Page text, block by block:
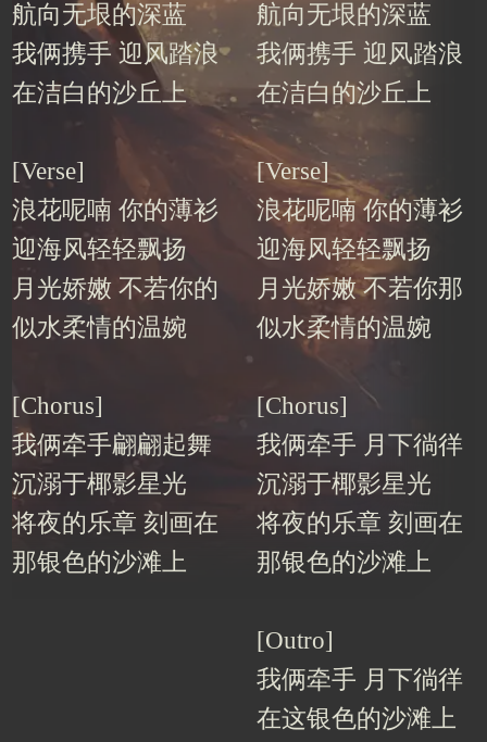
航向无垠的深蓝
我俩携手 迎风踏浪
在洁白的沙丘上
[Verse]
浪花呢喃 你的薄衫
迎海风轻轻飘扬
月光娇嫩 不若你的
似水柔情的温婉
[Chorus]
我俩牵手翩翩起舞
沉溺于椰影星光
将夜的乐章 刻画在
那银色的沙滩上
航向无垠的深蓝
我俩携手 迎风踏浪
在洁白的沙丘上
[Verse]
浪花呢喃 你的薄衫
迎海风轻轻飘扬
月光娇嫩 不若你那
似水柔情的温婉
[Chorus]
我俩牵手 月下徜徉
沉溺于椰影星光
将夜的乐章 刻画在
那银色的沙滩上
[Outro]
我俩牵手 月下徜徉
在这银色的沙滩上